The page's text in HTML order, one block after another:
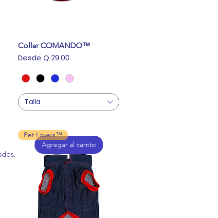
Collar COMANDO™
DesdeQ 29.00
Precio de oferta
Talla
Agregar al carrito
Pet Lovers™